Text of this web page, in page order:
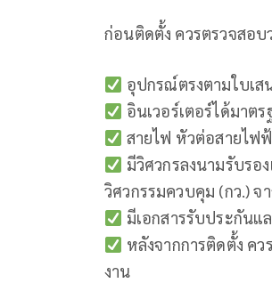
ก่อนติดตั้ง ควรตรวจสอบ
อุปกรณ์ตรงตามใบเส
อินเวอร์เตอร์ได้มาต
สายไฟ หัวต่อสายไฟ
มีวิศวกรลงนามรับร
วิศวกรรมควบคุม (กว.) จ
มีเอกสารรับประกันแ
หลังจากการติดตั้ง ค
งาน